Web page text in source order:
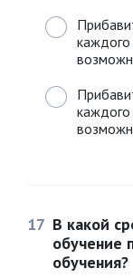
каждого
каждого
17 В какой
обучение
обучения?